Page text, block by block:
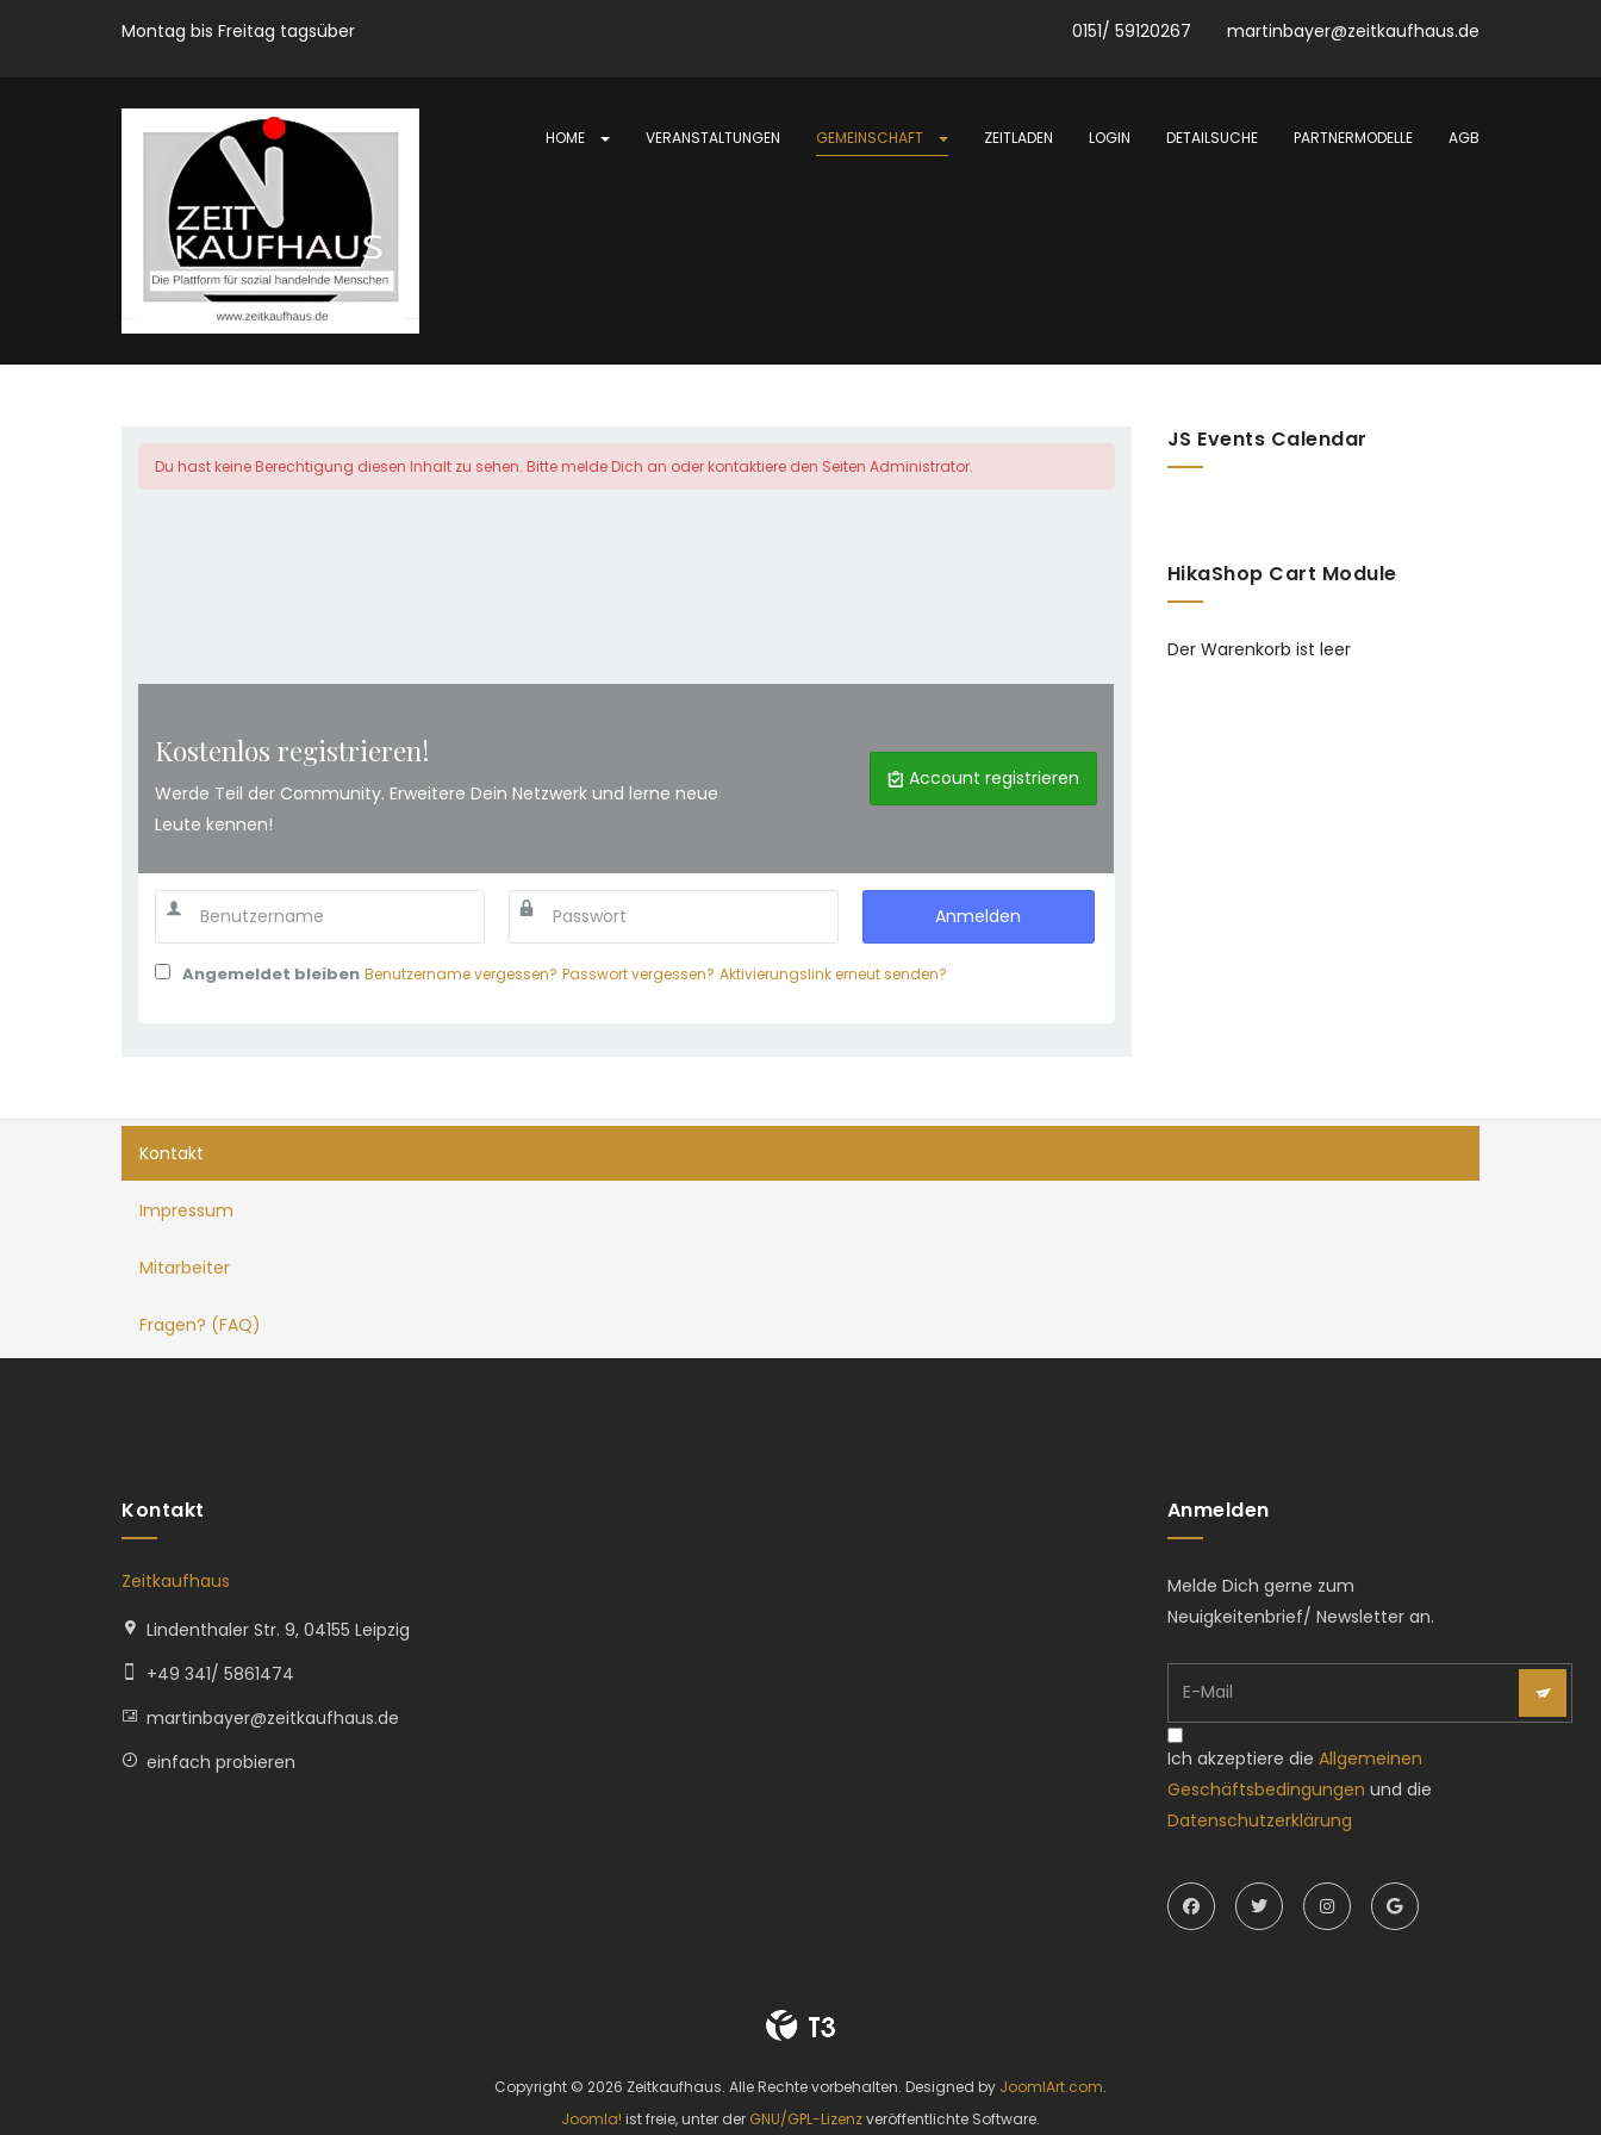
Montag bis Freitag tagsüber 0151/ 59120267 martinbayer@zeitkaufhaus.de
HOME VERANSTALTUNGEN GEMEINSCHAFT ZEITLADEN LOGIN DETAILSUCHE PARTNERMODELLE AGB
Du hast keine Berechtigung diesen Inhalt zu sehen. Bitte melde Dich an oder kontaktiere den Seiten Administrator.
Kostenlos registrieren!
Werde Teil der Community. Erweitere Dein Netzwerk und lerne neue
Leute kennen!
Account registrieren
Anmelden
Angemeldet bleiben Benutzername vergessen? Passwort vergessen? Aktivierungslink erneut senden?
JS Events Calendar
HikaShop Cart Module
Der Warenkorb ist leer
Kontakt
Impressum
Mitarbeiter
Fragen? (FAQ)
Kontakt
Zeitkaufhaus
Lindenthaler Str. 9, 04155 Leipzig
+49 341/ 5861474
martinbayer@zeitkaufhaus.de
einfach probieren
Anmelden
Melde Dich gerne zum
Neuigkeitenbrief/ Newsletter an.
Ich akzeptiere die Allgemeinen
Geschäftsbedingungen und die
Datenschutzerklärung
Copyright © 2026 Zeitkaufhaus. Alle Rechte vorbehalten. Designed by JoomlArt.com.
Joomla! ist freie, unter der GNU/GPL-Lizenzveröffentlichte Software.